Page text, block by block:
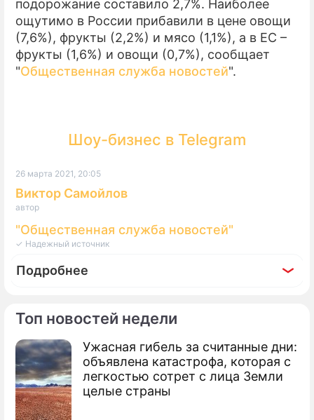
ПРЕСС-РЕЛИЗЫ
О ПРОЕКТЕ
Топ новостей недели
Ужасная гибель за считанные дни:
объявлена катастрофа, которая с
легкостью сотрет с лица Земли
целые страны
подорожание составило 2,7%. Наиболее
ощутимо в России прибавили в цене овощи
(7,6%), фрукты (2,2%) и мясо (1,1%), а в ЕС –
фрукты (1,6%) и овощи (0,7%), сообщает
"Общественная служба новостей".
Шоу-бизнес в Telegram
26 марта 2021, 20:05
Виктор Самойлов
автор
"Общественная служба новостей"
✓ Надежный источник
Подробнее
По теме
Продолжение: Глобальный
рост цен: блокировка Суэцкого